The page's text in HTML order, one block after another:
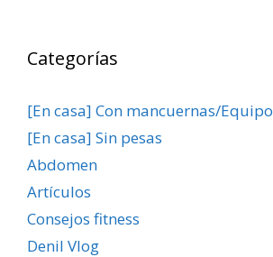
Categorías
[En casa] Con mancuernas/Equipo
[En casa] Sin pesas
Abdomen
Artículos
Consejos fitness
Denil Vlog